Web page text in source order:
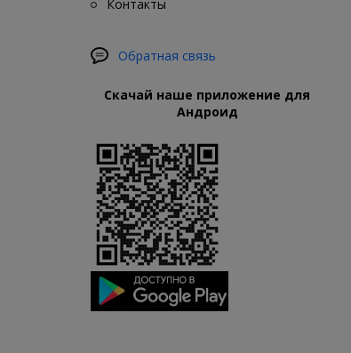
Контакты
Обратная связь
Скачай наше приложение для
Андроид